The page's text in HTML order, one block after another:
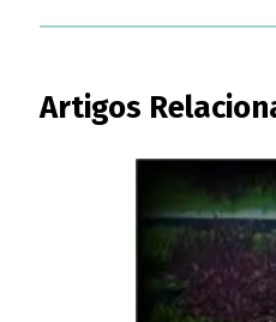
Artigos